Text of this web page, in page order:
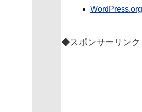
WordPress.org
◆スポンサーリンク